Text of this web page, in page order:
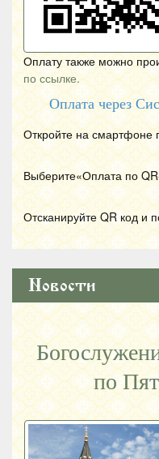
Оплату также можно
по ссылке.
Оплата через
Откройте на смартфоне
Выберите«Оплата по QR
Отсканируйте QR код и
Новости
по